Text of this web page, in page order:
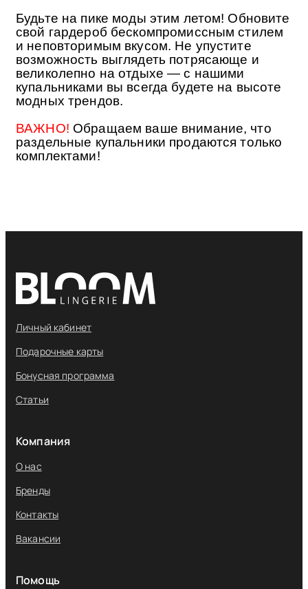
Будьте на пике моды этим летом! Обновите
свой гардероб бескомпромиссным стилем
и неповторимым вкусом. Не упустите
возможность выглядеть потрясающе и
великолепно на отдыхе — с нашими
купальниками вы всегда будете на высоте
модных трендов.
ВАЖНО! Обращаем ваше внимание, что
раздельные купальники продаются только
комплектами!
Личный кабинет
Подарочные карты
Бонусная программа
Статьи
Компания
О нас
Бренды
Контакты
Вакансии
Помощь